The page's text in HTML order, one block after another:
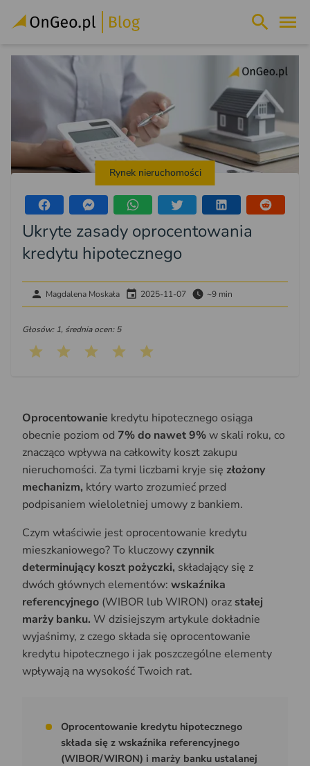
Rynek nieruchomości
Ukryte zasady oprocentowania
kredytu hipotecznego
Magdalena Moskała 2025-11-07 ~9 min
Głosów: 1, średnia ocen: 5
Oprocentowanie kredytu hipotecznego osiąga
obecnie poziom od 7% do nawet 9%w skali roku, co
znacząco wpływa na całkowity koszt zakupu
nieruchomości. Za tymi liczbami kryje się złożony
mechanizm, który warto zrozumieć przed
podpisaniem wieloletniej umowy z bankiem.
Czym właściwie jest oprocentowanie kredytu
mieszkaniowego? To kluczowyczynnik
determinujący koszt pożyczki, składający się z
dwóch głównych elementów: wskaźnika
referencyjnego (WIBOR lub WIRON) oraz stałej
marży banku. W dzisiejszym artykule dokładnie
wyjaśnimy, z czego składa się oprocentowanie
kredytu hipotecznego i jak poszczególne elementy
wpływają na wysokość Twoich rat.
Oprocentowanie kredytu hipotecznego
składa się z wskaźnika referencyjnego
(WIBOR/WIRON) i marży banku ustalanej